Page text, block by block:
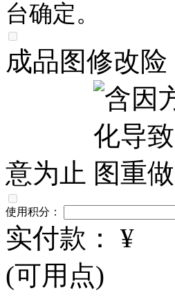
台确定。
成品图修改
意为止
使用积分：
实付款：
¥
(可用 点)